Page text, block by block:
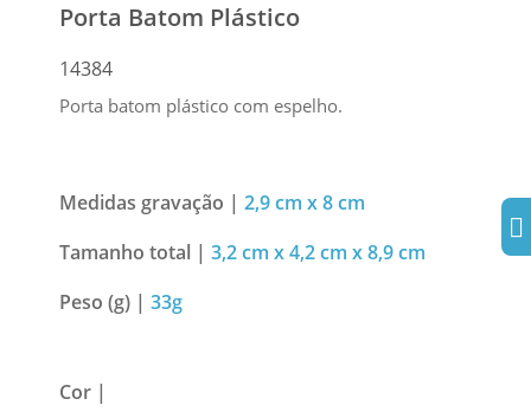
Porta Batom Plástico
14384
Porta batom plástico com espelho.
Medidas gravação | 2,9 cm x 8 cm
Tamanho total | 3,2 cm x 4,2 cm x 8,9 cm
Peso (g) | 33g
Cor |